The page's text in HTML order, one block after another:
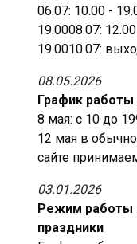
06.07: 10.00 -
19.0008.07:
19.0010.07:
08.05.2026
График работы
8 мая: с 10 до
12 мая в
сайте
03.01.2026
Режим работы
праздники